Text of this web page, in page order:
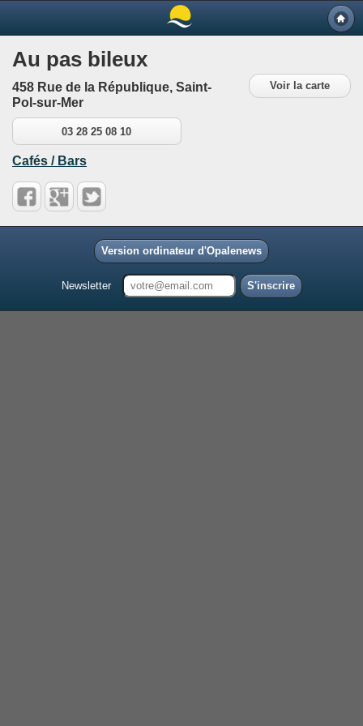
Au pas bileux
Voir la carte
458 Rue de la République, Saint-
Pol-sur-Mer
03 28 25 08 10
Cafés / Bars
Version ordinateur d'Opalenews
Newsletter S'inscrire